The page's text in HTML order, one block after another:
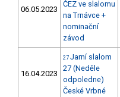
06.05.2023
ČEZ ve slalomu
na Trnávce +
nominační
závod
16.04.2023
27 Jarní slalom
27 (Neděle
odpoledne)
České Vrbné